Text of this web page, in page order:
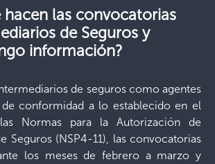
hacen las convocatorias
de Seguros y
información?
de seguros como agentes
de conformidad a lo establecido en el
Normas para la Autorización de
Seguros (NSP4-11), las convocatorias
los meses de febrero a marzo y